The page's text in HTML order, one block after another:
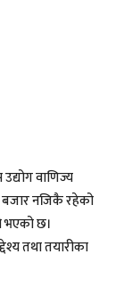
उद्योग वाणिज्य
नजिकै रहेको
भएको छ।
तथा तयारीका